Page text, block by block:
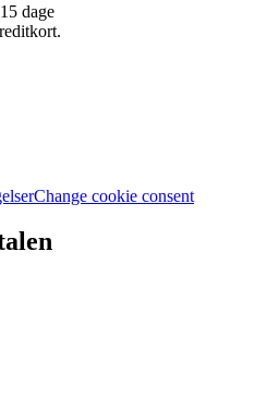
dage
Change cookie consent